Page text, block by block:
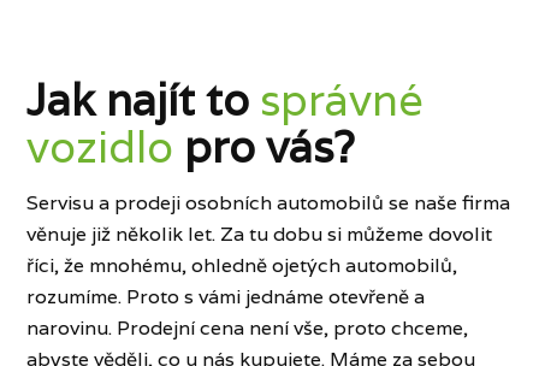
Jak najít to správné
vozidlo pro vás?
Servisu a prodeji osobních automobilů se naše firma
věnuje již několik let. Za tu dobu si můžeme dovolit
říci, že mnohému, ohledně ojetých automobilů,
rozumíme. Proto s vámi jednáme otevřeně a
narovinu. Prodejní cena není vše, proto chceme,
abyste věděli, co u nás kupujete. Máme za sebou